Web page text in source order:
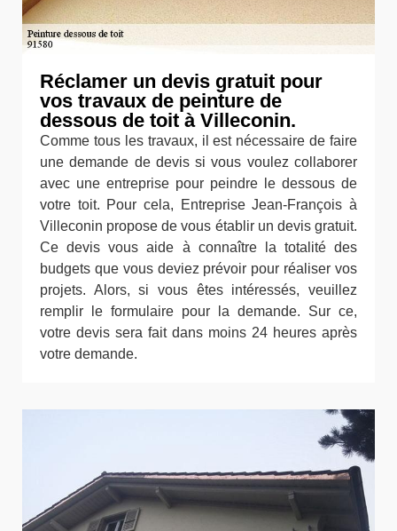
Réclamer un devis gratuit pour
vos travaux de peinture de
dessous de toit à Villeconin.
Comme tous les travaux, il est nécessaire de faire
une demande de devis si vous voulez collaborer
avec une entreprise pour peindre le dessous de
votre toit. Pour cela, Entreprise Jean-François à
Villeconin propose de vous établir un devis gratuit.
Ce devis vous aide à connaître la totalité des
budgets que vous deviez prévoir pour réaliser vos
projets. Alors, si vous êtes intéressés, veuillez
remplir le formulaire pour la demande. Sur ce,
votre devis sera fait dans moins 24 heures après
votre demande.